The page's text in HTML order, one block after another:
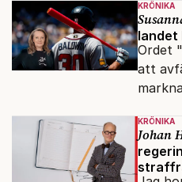
KRÖNIKA
landet
Ordet
att
om
KRÖNIKA
Johan